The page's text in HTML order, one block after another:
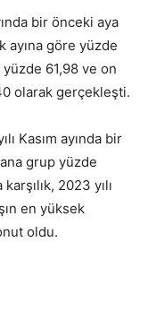
bir önceki aya
ayına göre yüzde
yüzde 61,98 ve on
olarak gerçekleşti.
Kasım ayında bir
grup yüzde
2023 yılı
en yüksek
oldu.